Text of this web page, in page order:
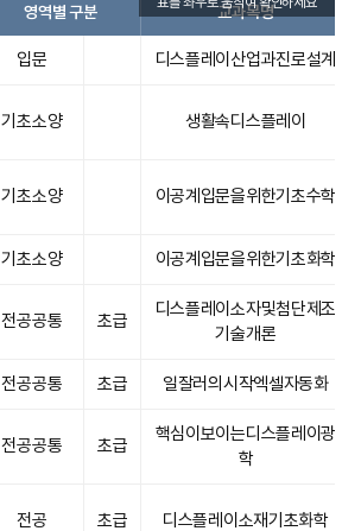
영역별 구분 교과목명
입문 디스플레이산업과진로설계
기초소양 생활속디스플레이
기초소양 이공계입문을위한기초수학
기초소양 이공계입문을위한기초화학
전공공통 초급
디스플레이소자및첨단제조
기술개론
전공공통 초급 일잘러의시작엑셀자동화
전공공통 초급
핵심이보이는디스플레이광
학
전공 초급 디스플레이소재기초화학